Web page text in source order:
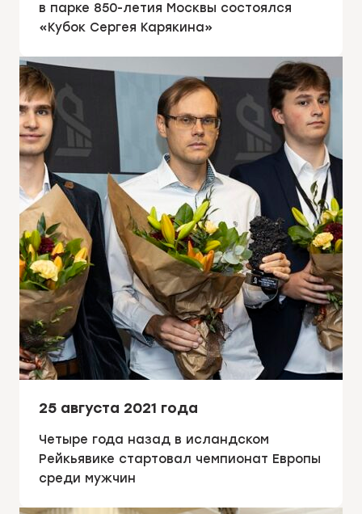
в парке 850-летия Москвы состоялся
«Кубок Сергея Карякина»
25 августа 2021 года
Четыре года назад в исландском
Рейкьявике стартовал чемпионат Европы
среди мужчин